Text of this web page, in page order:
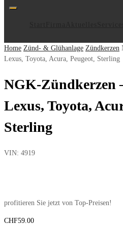
Home Zünd- & Glühanlage Zündkerzen
Lexus, Toyota, Acura, Peugeot, Sterling
NGK-Zündkerzen
Lexus, Toyota,
Sterling
VIN: 4919
profitieren Sie jetzt von Top-Preisen!
CHF59.00